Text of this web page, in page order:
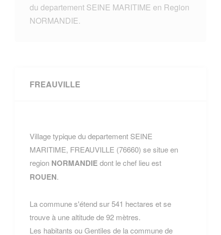
du departement SEINE MARITIME en Region
NORMANDIE.
FREAUVILLE
Village typique du departement SEINE
MARITIME, FREAUVILLE (76660) se situe en
region NORMANDIEdont le chef lieu est
ROUEN.
La commune s'étend sur 541 hectares et se
trouve à une altitude de 92 mètres.
Les habitants ou Gentiles de la commune de